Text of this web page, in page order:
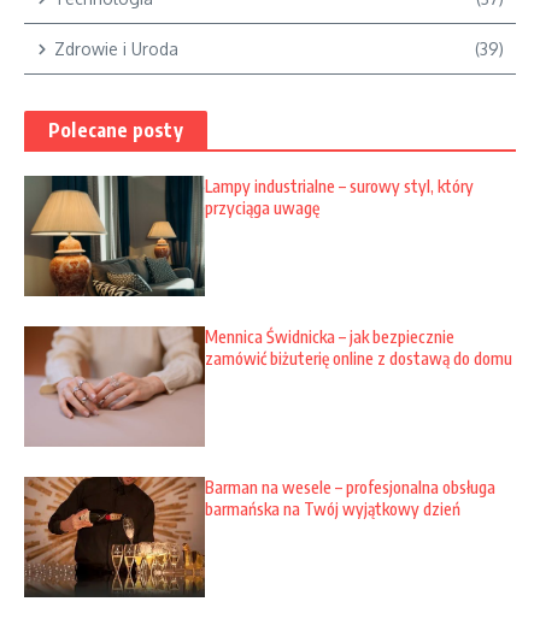
Zdrowie i Uroda (39)
Polecane posty
Lampy industrialne – surowy styl, który
przyciąga uwagę
Mennica Świdnicka – jak bezpiecznie
zamówić biżuterię online z dostawą do domu
Barman na wesele – profesjonalna obsługa
barmańska na Twój wyjątkowy dzień